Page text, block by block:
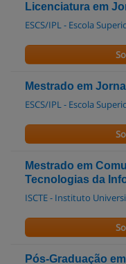
Licenciatura em
ESCS/IPL - Escola
Mestrado em
ESCS/IPL - Escola
Mestrado em
Tecnologias da
ISCTE - Instituto
Pós-Graduação